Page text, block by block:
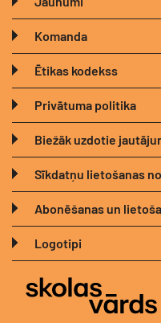
Komanda
Ētikas kodekss
Privātuma politika
Biežāk uzdotie
Sīkdatņu lietošanas
Abonēšanas un
Logotipi